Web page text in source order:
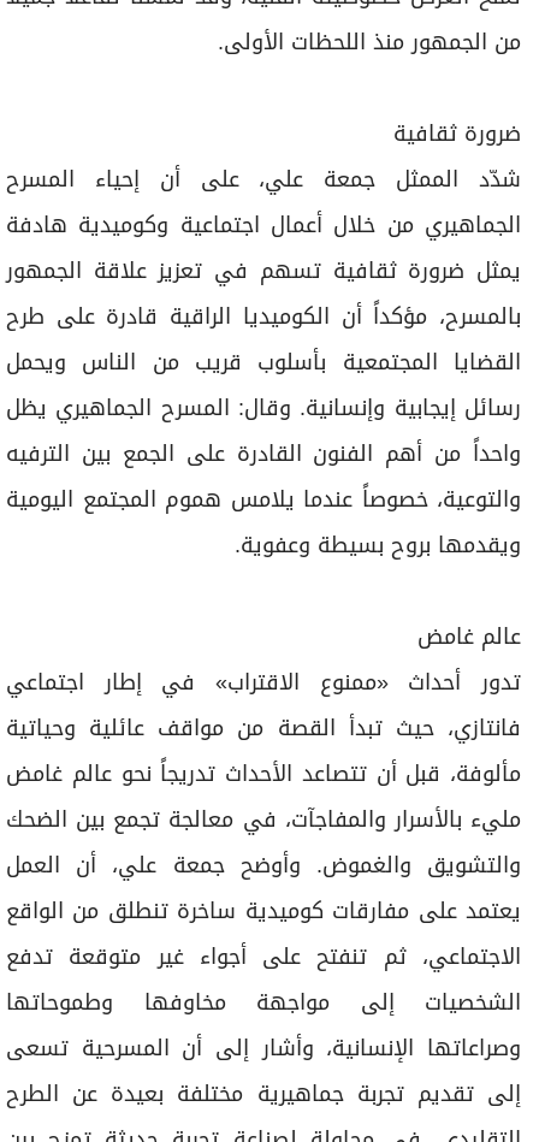
من الجمهور منذ اللحظات الأولى.
ضرورة ثقافية
شدّد الممثل جمعة علي، على أن إحياء المسرح
الجماهيري من خلال أعمال اجتماعية وكوميدية هادفة
يمثل ضرورة ثقافية تسهم في تعزيز علاقة الجمهور
بالمسرح، مؤكداً أن الكوميديا الراقية قادرة على طرح
القضايا المجتمعية بأسلوب قريب من الناس ويحمل
رسائل إيجابية وإنسانية. وقال: المسرح الجماهيري يظل
واحداً من أهم الفنون القادرة على الجمع بين الترفيه
والتوعية، خصوصاً عندما يلامس هموم المجتمع اليومية
ويقدمها بروح بسيطة وعفوية.
عالم غامض
تدور أحداث «ممنوع الاقتراب» في إطار اجتماعي
فانتازي، حيث تبدأ القصة من مواقف عائلية وحياتية
مألوفة، قبل أن تتصاعد الأحداث تدريجاً نحو عالم غامض
مليء بالأسرار والمفاجآت، في معالجة تجمع بين الضحك
والتشويق والغموض. وأوضح جمعة علي، أن العمل
يعتمد على مفارقات كوميدية ساخرة تنطلق من الواقع
الاجتماعي، ثم تنفتح على أجواء غير متوقعة تدفع
الشخصيات إلى مواجهة مخاوفها وطموحاتها
وصراعاتها الإنسانية، وأشار إلى أن المسرحية تسعى
إلى تقديم تجربة جماهيرية مختلفة بعيدة عن الطرح